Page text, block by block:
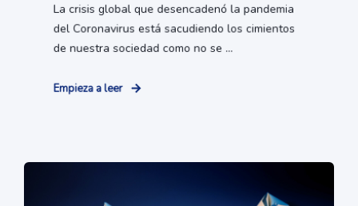
La crisis global que desencadenó la pandemia
del Coronavirus está sacudiendo los cimientos
de nuestra sociedad como no se ...
Empieza a leer